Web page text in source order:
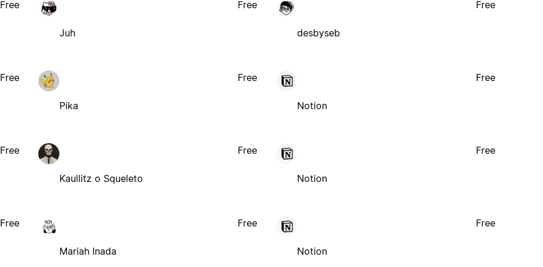
Free
Juh
Free
desbyseb
Free
Free
Pika
Free
Notion
Free
Free
Kaullitz o Squeleto
Free
Notion
Free
Free
Mariah Inada
Free
Notion
Free